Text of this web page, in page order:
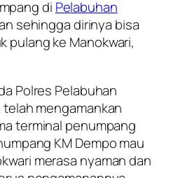
di Pelabuhan
sehingga dirinya bisa
pulang ke Manokwari,
Polres Pelabuhan
mengamankan
terminal penumpang
KM Dempo mau
merasa nyaman dan